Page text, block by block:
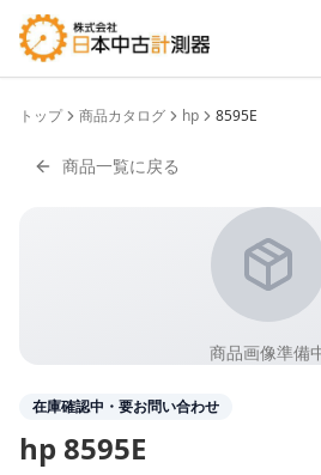
トップ 商品カタログ hp 8595E
商品一覧に戻る
商品画像準備
在庫確認中・要お問い合わせ
hp 8595E